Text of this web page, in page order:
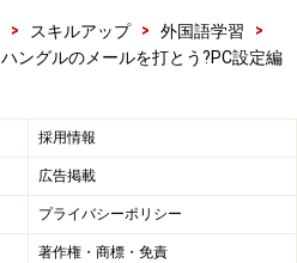
> スキルアップ > 外国語学習
>
ハングルのメールを打とう?PC設定編
採用情報
広告掲載
プライバシーポリシー
著作権・商標・免責